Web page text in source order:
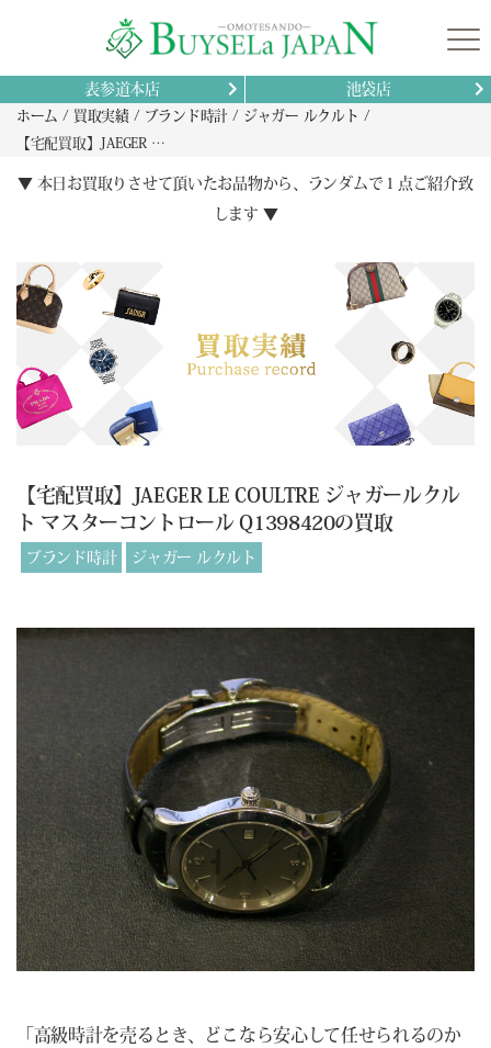
表参道本店 池袋店
ホーム 買取実績 ブランド時計
ジャガー ルクルト
【宅配買取】JAEGER LE COULTRE ジャガールクルト マスターコントロール Q1398420の買取
▼ 本日お買取りさせて頂いたお品物から、ランダムで１点ご紹介致
します ▼
【宅配買取】JAEGER LE COULTRE ジャガールクル
ト マスターコントロール Q1398420の買取
ブランド時計 ジャガー ルクルト
「高級時計を売るとき、どこなら安心して任せられるのか